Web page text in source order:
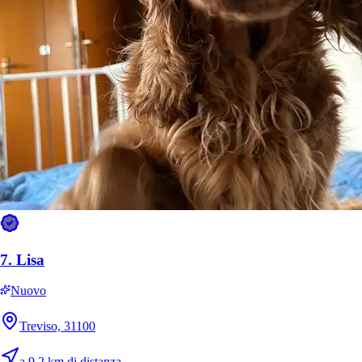
23 mag 2026
Per Antonella gli animali non sono un lavoro, sono una
passione vera. Conosce ogni cagnolino e gattino che le viene
affidato nel carattere, nelle abitudini, nei piccoli capricci —
come se fossero suoi da sempre. Gli animaletti lo sentono: la
seguono, la cercano, le si siedono accanto con quella fid...
Recensione perAntonella
E
Edna
Recensione per
7. Lisa
Nuovo
Treviso, 31100